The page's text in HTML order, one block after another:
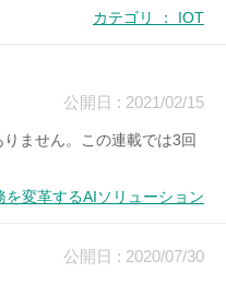
カテゴリ ： IOT
公開日 : 2021/02/15
ません。この連載では3回
変革するAIソリューション
公開日 : 2020/07/30